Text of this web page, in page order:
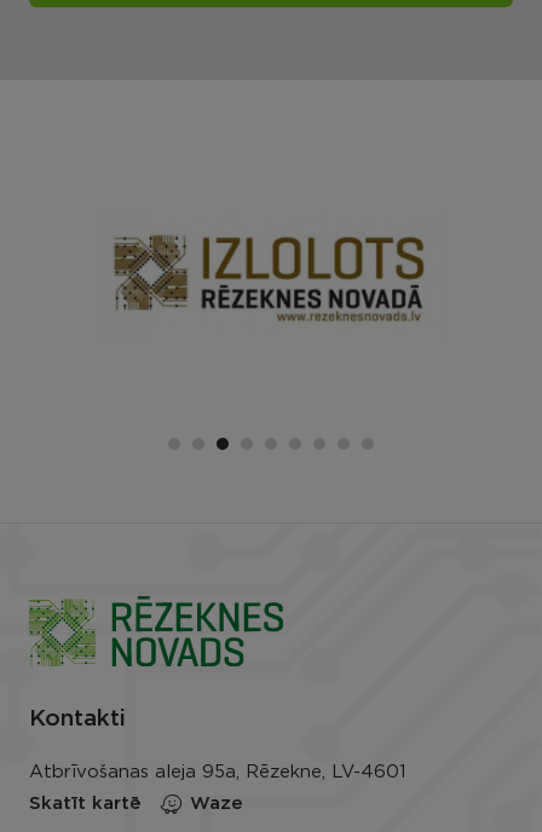
Kontakti
Atbrīvošanas aleja 95a, Rēzekne, LV-4601
Skatīt kartē
Waze